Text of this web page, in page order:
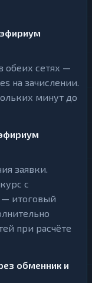
обеих сетях —
на зачислении.
минут до
заявки.
с
итоговый
при расчёте
обменник и